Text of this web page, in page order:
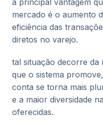
a principal vantagem
mercado é o aumento
eficiência das
diretos no varejo.
tal situação decorre da
que o sistema
conta se torna mais
e a maior diversidade
oferecidas.